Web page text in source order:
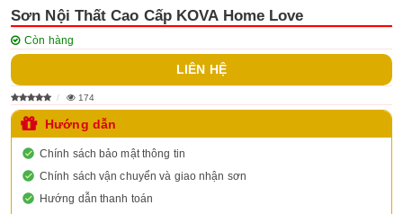
Sơn Nội Thất Cao Cấp KOVA Home Love
Còn hàng
LIÊN HỆ
174
Hướng dẫn
Chính sách bảo mật thông tin
Chính sách vận chuyển và giao nhận sơn
Hướng dẫn thanh toán